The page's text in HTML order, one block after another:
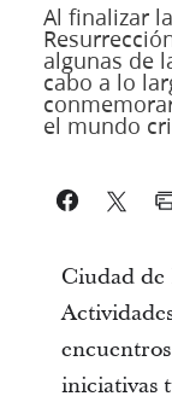
Al finalizar
algunas de
cabo a lo
el mundo
Ciudad de
iniciativas